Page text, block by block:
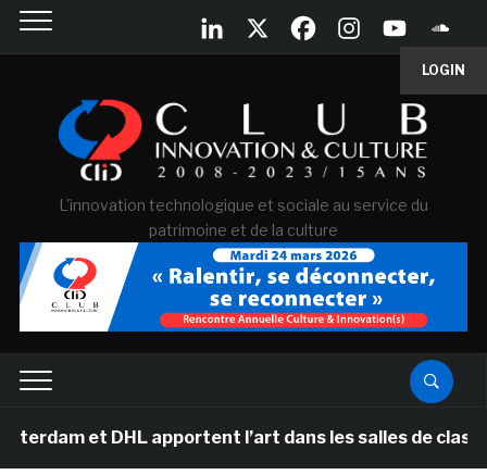
LOGIN
L'innovation technologique et sociale au service du
patrimoine et de la culture
et DHL apportent l’art dans les salles de classe des